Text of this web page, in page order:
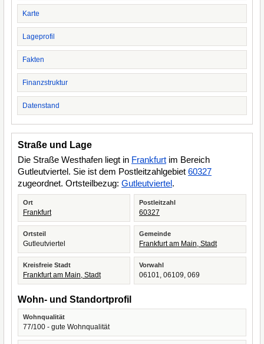
Karte
Lageprofil
Fakten
Finanzstruktur
Datenstand
Straße und Lage
Die Straße Westhafen liegt in Frankfurt im Bereich
Gutleutviertel. Sie ist dem Postleitzahlgebiet 60327
zugeordnet. Ortsteilbezug: Gutleutviertel.
Ort
Frankfurt
Postleitzahl
60327
Ortsteil
Gutleutviertel
Gemeinde
Frankfurt am Main, Stadt
Kreisfreie Stadt
Frankfurt am Main, Stadt
Vorwahl
06101, 06109, 069
Wohn- und Standortprofil
Wohnqualität
77/100 - gute Wohnqualität